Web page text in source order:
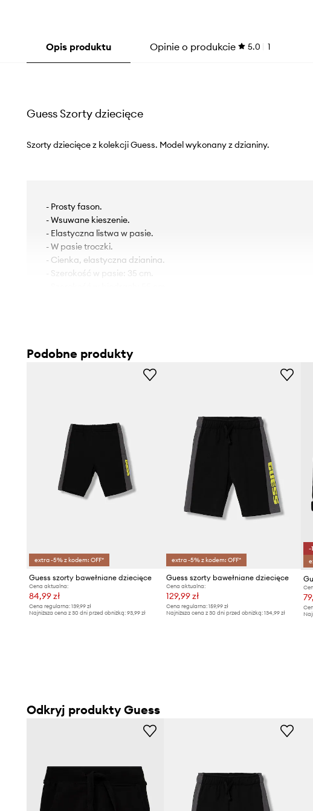
Opis produktu Opinie o produkcie 5.0 1
Guess Szorty dziecięce
Szorty dziecięce z kolekcji Guess. Model wykonany z dzianiny.
- Prosty fason.
- Wsuwane kieszenie.
- Elastyczna listwa w pasie.
- W pasie troczki.
- Cienka, elastyczna dzianina.
- Szerokość w pasie: 35 cm.
- Wymiary podane dla wzrostu: 176 cm.
Podobne produkty
extra -5% z kodem: OFF*
Guess szorty bawełniane dziecięce
Cena aktualna:
84,99 zł
Cena regularna: 139,99 zł
Najniższa cena z 30 dni przed obniżką: 93,99 zł
extra -5% z kodem: OFF*
Guess szorty bawełniane dziecięce
Cena aktualna:
129,99 zł
Cena regularna:159,99 zł
Najniższa cena z 30 dni przed obniżką:134,99 zł
-
Odkryj produkty Guess